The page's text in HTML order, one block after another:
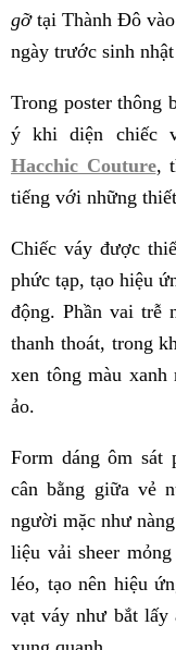
gỡtại Thành Đô vào
ngày trước sinh
Trong poster thông
ý khi diện chiếc
Hacchic Couture,
tiếng với những
Chiếc váy được
phức tạp, tạo hiệu
động. Phần vai trễ
thanh thoát, trong
xen tông màu xanh
ảo.
Form dáng ôm sát
cân bằng giữa vẻ
người mặc như
liệu vải sheer
léo, tạo nên hiệu
vạt váy như bắt lấy